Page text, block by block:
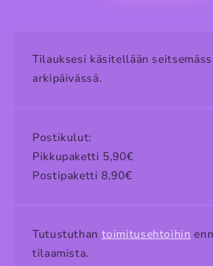
Tilauksesi käsitellään
arkipäivässä.
Postikulut:
Pikkupaketti 5,90€
Postipaketti 8,90€
Tutustuthan toimitusehtoihin
tilaamista.